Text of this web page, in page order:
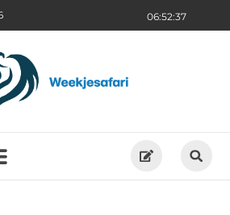
06:52:38